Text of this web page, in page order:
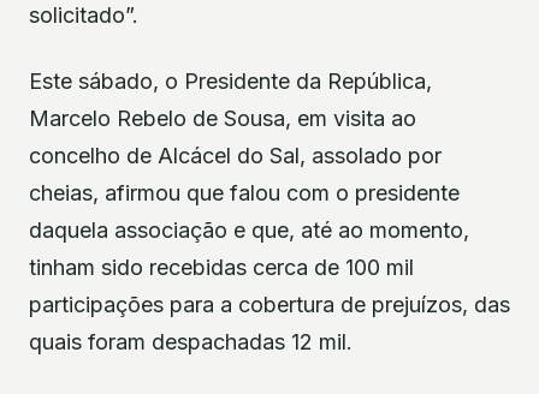
solicitado”.
Este sábado, o Presidente da República,
Marcelo Rebelo de Sousa, em visita ao
concelho de Alcácel do Sal, assolado por
cheias, afirmou que falou com o presidente
daquela associação e que, até ao momento,
tinham sido recebidas cerca de 100 mil
participações para a cobertura de prejuízos, das
quais foram despachadas 12 mil.